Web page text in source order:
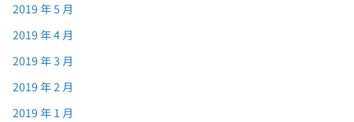
2019 年 5 月
2019 年 4 月
2019 年 3 月
2019 年 2 月
2019 年 1 月